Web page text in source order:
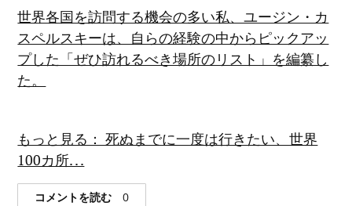
世界各国を訪問する機会の多い私、ユージン・カ
スペルスキーは、自らの経験の中からピックアッ
プした「ぜひ訪れるべき場所のリスト」を編纂し
た。
もっと見る： 死ぬまでに一度は行きたい、世界
100カ所. . .
コメントを読む 0